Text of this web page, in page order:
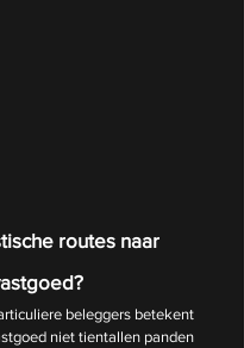
routes naar
beleggers betekent
niet tientallen panden